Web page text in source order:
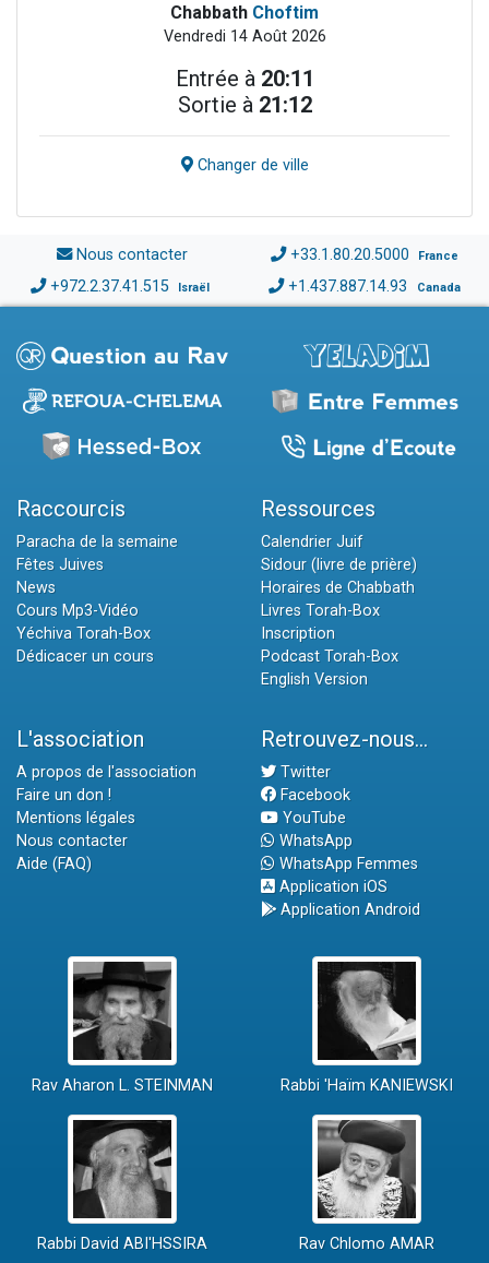
Chabbath Choftim
Vendredi 14 Août 2026
Entrée à 20:11
Sortie à 21:12
Changer de ville
Nous contacter +33.1.80.20.5000 France
+972.2.37.41.515 Israël +1.437.887.14.93 Canada
Raccourcis
Paracha de la semaine
Fêtes Juives
News
Cours Mp3-Vidéo
Yéchiva Torah-Box
Dédicacer un cours
Ressources
Calendrier Juif
Sidour (livre de prière)
Horaires de Chabbath
Livres Torah-Box
Inscription
Podcast Torah-Box
English Version
L'association
A propos de l'association
Faire un don !
Mentions légales
Nous contacter
Aide (FAQ)
Retrouvez-nous...
Twitter
Facebook
YouTube
WhatsApp
WhatsApp Femmes
Application iOS
Application Android
Rav Aharon L. STEINMAN Rabbi 'Haïm KANIEWSKI
Rabbi David ABI'HSSIRA Rav Chlomo AMAR